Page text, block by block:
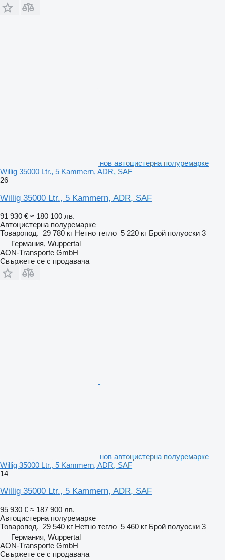
нов автоцистерна полуремарке
Willig 35000 Ltr., 5 Kammern, ADR, SAF
26
Willig 35000 Ltr., 5 Kammern, ADR, SAF
91 930 € ≈ 180 100 лв.
Автоцистерна полуремарке
Товаропод. 29 780 кг Нетно тегло 5 220 кг Брой полуоски 3
Германия, Wuppertal
AON-Transporte GmbH
Свържете се с продавача
нов автоцистерна полуремарке
Willig 35000 Ltr., 5 Kammern, ADR, SAF
14
Willig 35000 Ltr., 5 Kammern, ADR, SAF
95 930 € ≈ 187 900 лв.
Автоцистерна полуремарке
Товаропод. 29 540 кг Нетно тегло 5 460 кг Брой полуоски 3
Германия, Wuppertal
AON-Transporte GmbH
Свържете се с продавача